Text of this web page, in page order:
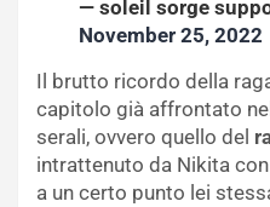
— soleil sorge
November 25, 2022
Il brutto ricordo della
capitolo già affrontato
serali, ovvero quello del
intrattenuto da Nikita
a un certo punto lei